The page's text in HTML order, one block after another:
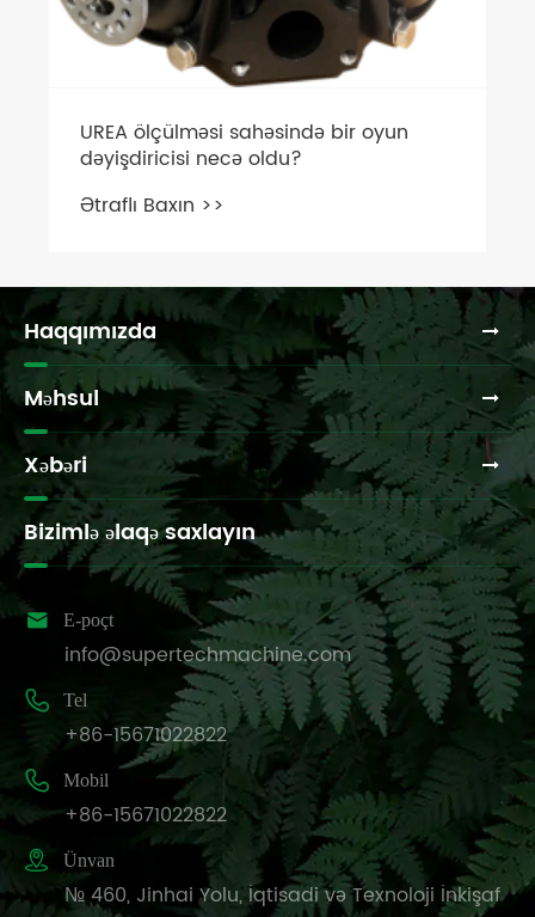
UREA ölçülməsi sahəsində bir oyun
dəyişdiricisi necə oldu?
Ətraflı Baxın >>
Haqqımızda
Məhsul
Xəbəri
Bizimlə əlaqə saxlayın
 E-poçt
info@supertechmachine.com
 Tel
+86-15671022822
 Mobil
+86-15671022822
 Ünvan
№ 460, Jinhai Yolu, İqtisadi və Texnoloji İnkişaf